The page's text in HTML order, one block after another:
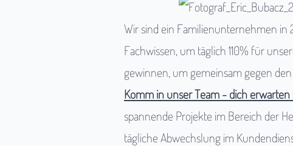
Wir sind ein Familienunternehmen in
Fachwissen, um täglich 110% für
gewinnen, um gemeinsam gegen
Komm in unser Team - dich erwarten
spannende Projekte im Bereich der
tägliche Abwechslung im